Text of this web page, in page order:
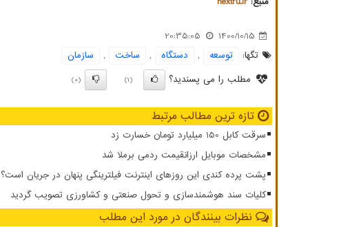
1400/10/15
20:35:05
تگها:
توسعه , دستگاه , ساخت ,
سازمان
مطلب را می پسندید؟
(1)
(0)
تازه ترین مطالب مرتبط
سرقت کابل 150 میلیارد تومان خسارت زد
مشخصات موبایل ارزانقیمت ردمی برملا شد
پشت پرده کندی این روزهای اینترنت فیلترینگی پنهان در جریان است؟
کلیات سند هوشمندسازی و تحول صنعتی و کشاورزی تصویب گردید
نظرات بینندگان در مورد این مطلب